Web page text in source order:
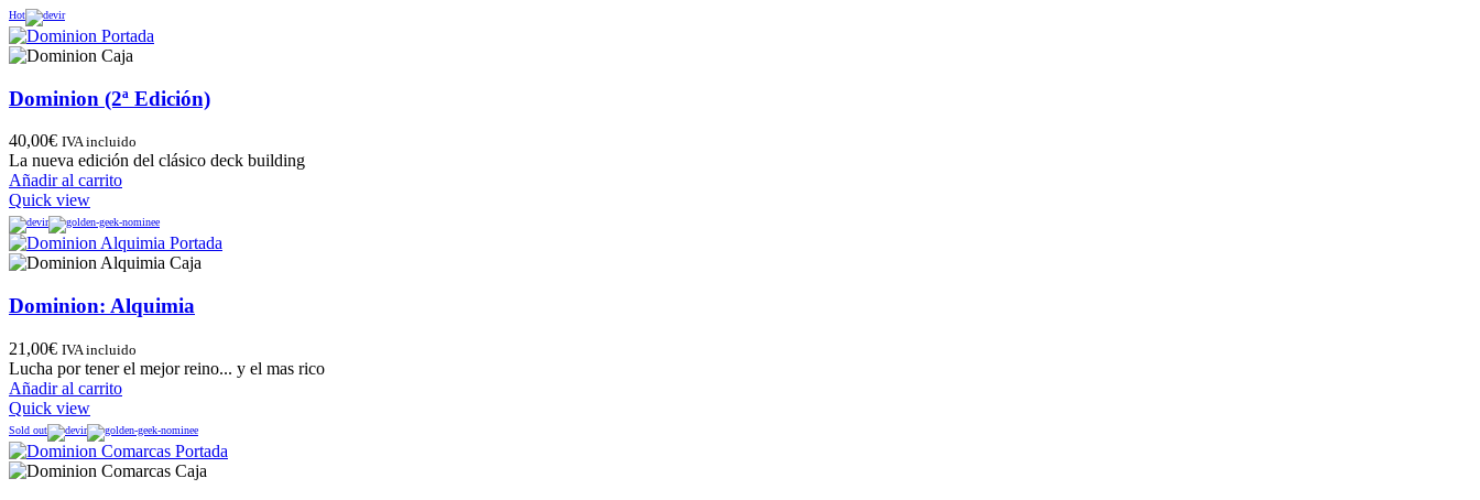
Hot
Dominion (2ª Edición)
40,00€ IVA incluido
La nueva edición del clásico deck building
Añadir al carrito
Quick view
Dominion: Alquimia
21,00€ IVA incluido
Lucha por tener el mejor reino... y el mas rico
Añadir al carrito
Quick view
Sold out